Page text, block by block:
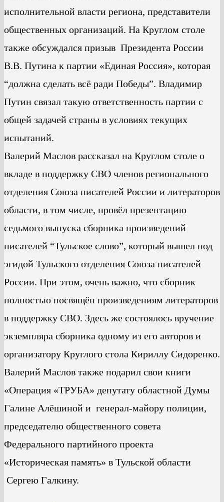
исполнительной власти региона, представители
общественных организаций. На Круглом столе
также обсуждался призыв Президента России
В.В. Путина к партии «Единая Россия», которая
“должна сделать всё ради Победы”. Владимир
Путин связал такую ответственность партии с
общей задачей страны в условиях текущих
испытаний.
Валерий Маслов рассказал на Круглом столе о
вкладе в поддержку СВО членов регионального
отделения Союза писателей России и литераторов
области, в том числе, провёл презентацию
седьмого выпуска сборника произведений
писателей “Тульское слово”, который вышел под
эгидой Тульского отделения Союза писателей
России. При этом, очень важно, что сборник
полностью посвящён произведениям литераторов
в поддержку СВО. Здесь же состоялось вручение
экземпляра сборника одному из его авторов и
организатору Круглого стола Кириллу Сидоренко.
Валерий Маслов также подарил свои книги
«Операция «ТРУБА» депутату областной Думы
Галине Алёшиной и генерал-майору полиции,
председателю общественного совета
Федерального партийного проекта
«Историческая память» в Тульской области
Сергею Галкину.